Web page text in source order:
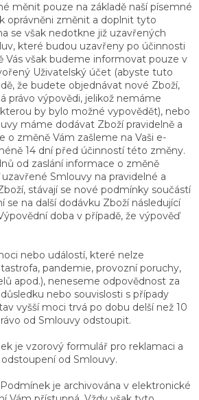
měnit pouze na základě naší písemné
oprávněni změnit a doplnit tyto
se však nedotkne již uzavřených
které budou uzavřeny po účinnosti
Vás však budeme informovat pouze v
Uživatelský účet (abyste tuto
že budete objednávat nové Zboží,
právo výpovědi, jelikož nemáme
by bylo možné vypovědět), nebo
máme dodávat Zboží pravidelně a
o změně Vám zašleme na Vaši e-
14 dní před účinností této změny.
od zaslání informace o změně
Smlouvy na pravidelné a
stávají se nové podmínky součástí
se na další dodávku Zboží následující
doba v případě, že výpověď
nebo událostí, které nelze
pandemie, provozní poruchy,
apod.), neneseme odpovědnost za
nebo souvislosti s případy
vyšší moci trvá po dobu delší než 10
od Smlouvy odstoupit.
je vzorový formulář pro reklamaci a
od Smlouvy.
je archivována v elektronické